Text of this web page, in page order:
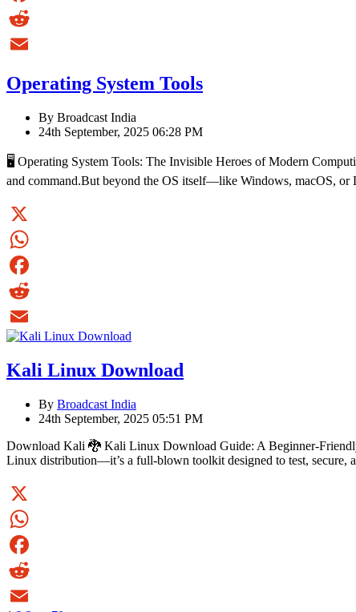
Facebook
Reddit
Operating System Tools
By Broadcast India
24th September, 2025 06:28 PM
🖥️ Operating System Tools: The Invisible Heroes of Modern
and command.But beyond the OS itself—like Windows, macOS,
X
WhatsApp
Facebook
Reddit
Email
Kali Linux Download
By Broadcast India
24th September, 2025 05:51 PM
Download Kali 🐉 Kali Linux Download Guide: A Beginner-
Linux distribution—it’s a full-blown toolkit designed to test, secure,
X
WhatsApp
Facebook
Reddit